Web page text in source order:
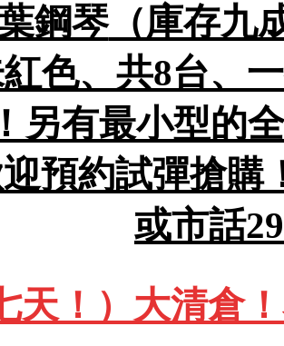
鋼琴（庫存九
色、共8台、
另有最小型的
預約試彈搶購
或市話
天！）大清倉